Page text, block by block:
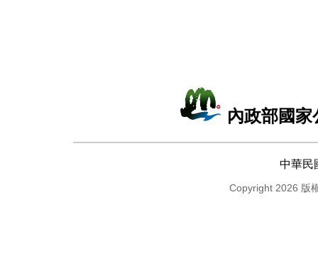
內政部國
中華民
Copyright 2026 版